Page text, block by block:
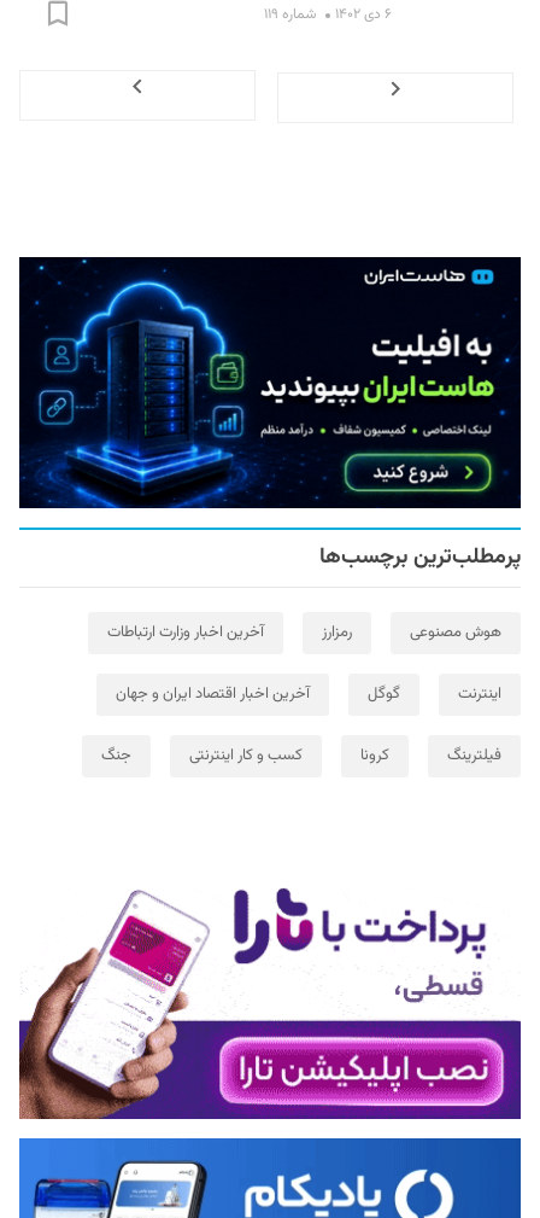
۶ دی ۱۴۰۲ شماره ۱۱۹
پرمطلب‌ترین برچسب‌ها
هوش مصنوعی رمزارز آخرین اخبار وزارت ارتباطات
اینترنت گوگل آخرین اخبار اقتصاد ایران و جهان
فیلترینگ کرونا کسب و کار اینترنتی جنگ